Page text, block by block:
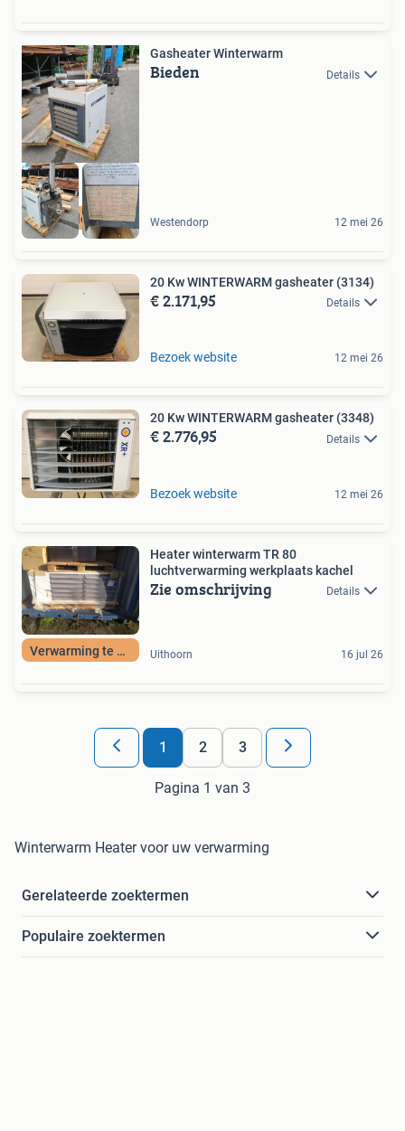
Snelle levering
Gasheater Winterwarm
Bieden Details
Westendorp 12 mei 26
20 Kw WINTERWARM gasheater (3134)
€ 2.171,95 Details
Bezoek website 12 mei 26
20 Kw WINTERWARM gasheater (3348)
€ 2.776,95 Details
Bezoek website 12 mei 26
Verwarming te koop
Heater winterwarm TR 80
luchtverwarming werkplaats kachel
Zie omschrijving Details
Uithoorn 16 jul 26
1 2 3
Pagina 1 van 3
Winterwarm Heater voor uw verwarming
Gerelateerde zoektermen
Populaire zoektermen